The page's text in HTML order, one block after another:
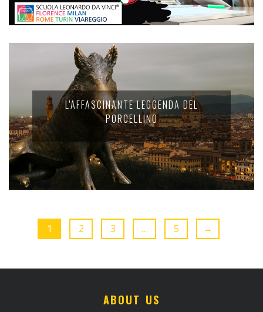
L'AFFASCINANTE LEGGENDA DEL
PORCELLINO
1 2 3 … 5 →
ABOUT US